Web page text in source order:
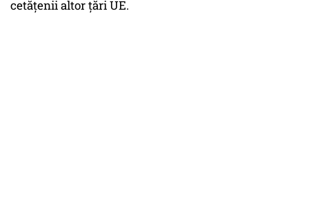
cetățenii altor țări UE.